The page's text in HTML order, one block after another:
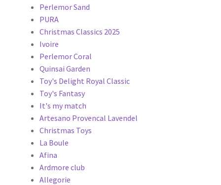
Perlemor Sand
PURA
Christmas Classics 2025
Ivoire
Perlemor Coral
Quinsai Garden
Toy's Delight Royal Classic
Toy's Fantasy
It's my match
Artesano Provencal Lavendel
Christmas Toys
La Boule
Afina
Ardmore club
Allegorie